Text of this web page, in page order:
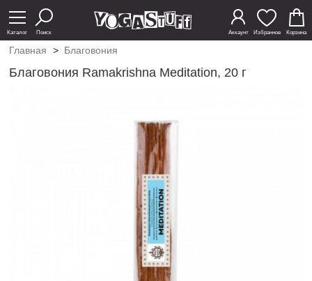
Каталог Поиск Аккаунт Избранное Корзина
Главная > Благовония
Благовония Ramakrishna Meditation, 20 г